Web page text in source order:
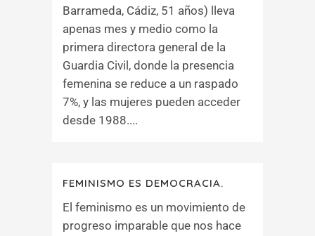
Barrameda, Cádiz, 51 años) lleva
apenas mes y medio como la
primera directora general de la
Guardia Civil, donde la presencia
femenina se reduce a un raspado
7%, y las mujeres pueden acceder
desde 1988....
FEMINISMO ES DEMOCRACIA.
El feminismo es un movimiento de
progreso imparable que nos hace